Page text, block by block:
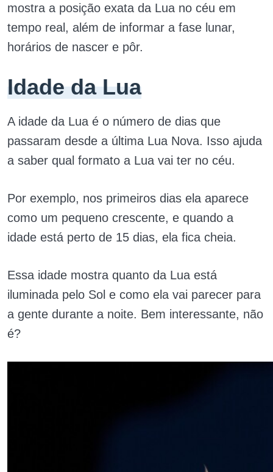
mostra a posição exata da Lua no céu em
tempo real, além de informar a fase lunar,
horários de nascer e pôr.
Idade da Lua
A idade da Lua é o número de dias que
passaram desde a última Lua Nova. Isso ajuda
a saber qual formato a Lua vai ter no céu.
Por exemplo, nos primeiros dias ela aparece
como um pequeno crescente, e quando a
idade está perto de 15 dias, ela fica cheia.
Essa idade mostra quanto da Lua está
iluminada pelo Sol e como ela vai parecer para
a gente durante a noite. Bem interessante, não
é?